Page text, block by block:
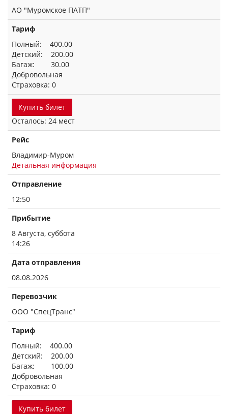
АО "Муромское ПАТП"
Тариф
Полный: 400.00
Детский: 200.00
Багаж: 30.00
Добровольная
Страховка: 0
Купить билет
Осталось: 24 мест
Рейс
Владимир-Муром
Детальная информация
Отправление
12:50
Прибытие
8 Августа, суббота
14:26
Дата отправления
08.08.2026
Перевозчик
ООО "СпецТранс"
Тариф
Полный: 400.00
Детский: 200.00
Багаж: 100.00
Добровольная
Страховка: 0
Купить билет